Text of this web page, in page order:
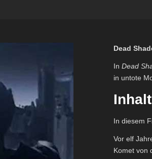
Dead
In Dead
in untote
In diesem
Vor elf
Komet von